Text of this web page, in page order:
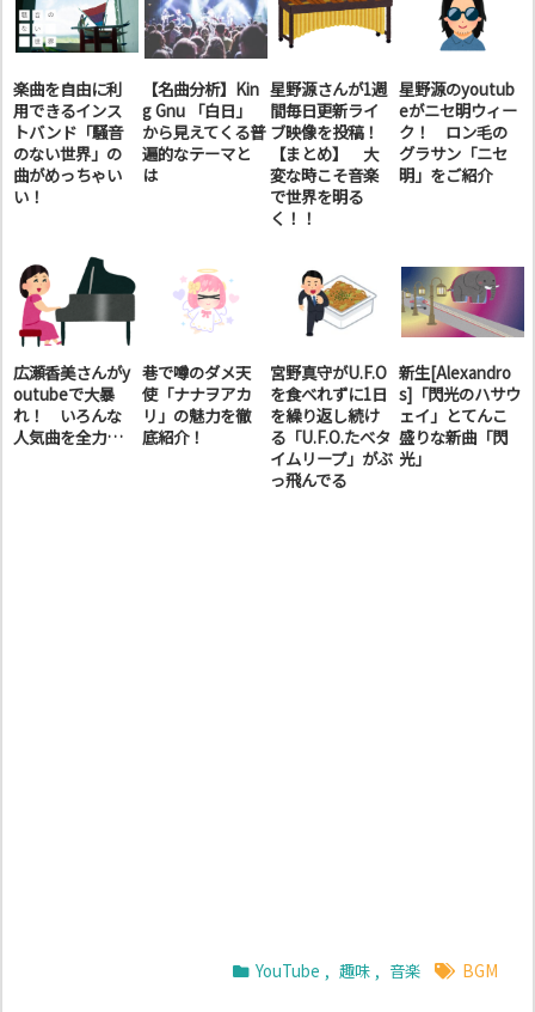
楽曲を自由に利
用できるインス
トバンド「騒音
のない世界」の
曲がめっちゃい
い！
【名曲分析】Kin
g Gnu 「白日」
から見えてくる普
遍的なテーマと
は
星野源さんが1週
間毎日更新ライ
ブ映像を投稿！
【まとめ】 大
変な時こそ音楽
で世界を明る
く！！
星野源のyoutub
eがニセ明ウィー
ク！ ロン毛の
グラサン「ニセ
明」をご紹介
広瀬香美さんがy
outubeで大暴
れ！ いろんな
人気曲を全力…
巷で噂のダメ天
使「ナナヲアカ
リ」の魅力を徹
底紹介！
宮野真守がU.F.O
を食べれずに1日
を繰り返し続け
る「U.F.O.たべタ
イムリープ」がぶ
っ飛んでる
新生[Alexandro
s]「閃光のハサウ
ェイ」とてんこ
盛りな新曲「閃
光」
YouTube , 趣味 , 音楽 BGM